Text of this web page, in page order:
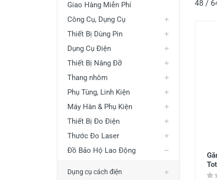
Phụ Tùng, Linh Kiện
Máy Hàn & Phụ Kiện
Thiết Bị Đo Điện
Thước Đo Laser
Giao Hàng Miễn Phí
Công Cụ, Dụng Cụ
Thiết Bị Dùng Pin
Dụng Cụ Điện
Thiết Bị Nâng Đỡ
Thang nhôm
Phụ Tùng, Linh Kiện
Máy Hàn & Phụ Kiện
Thiết Bị Đo Điện
Thước Đo Laser
Đồ Bảo Hộ Lao Động
Dụng cụ cách điện
48 /